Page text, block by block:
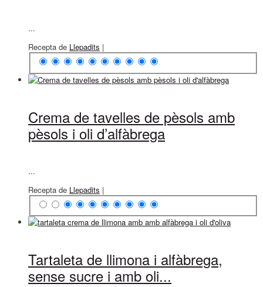
...
Recepta de Llepadits |
Crema de tavelles de pèsols amb
pèsols i oli d’alfàbrega
...
Recepta de Llepadits |
Tartaleta de llimona i alfàbrega,
sense sucre i amb oli...